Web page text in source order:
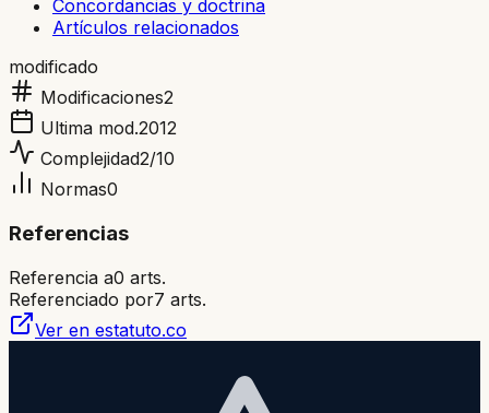
Concordancias y doctrina
Artículos relacionados
modificado
Modificaciones2
Ultima mod.2012
Complejidad2/10
Normas0
Referencias
Referencia a0 arts.
Referenciado por7 arts.
Ver en estatuto.co